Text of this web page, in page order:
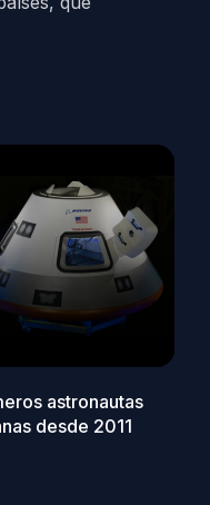
astronautas
desde 2011